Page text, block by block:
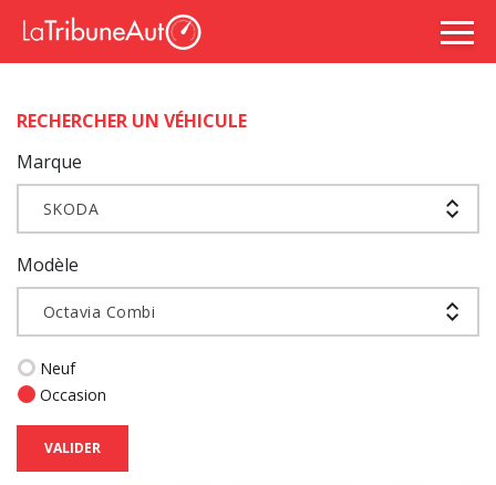
RECHERCHER UN VÉHICULE
Marque
SKODA
Modèle
Octavia Combi
Neuf
Occasion
VALIDER